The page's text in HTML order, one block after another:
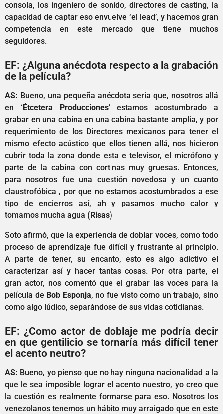
consola, los ingeniero de sonido, directores de casting, la
capacidad de captar eso envuelve ‘el lead’, y hacemos gran
competencia en este mercado que tiene muchos
seguidores.
EF: ¿Alguna anécdota respecto a la grabación
de la película?
AS: Bueno, una pequeña anécdota seria que, nosotros allá
en ‘Étcetera Producciones’ estamos acostumbrado a
grabar en una cabina en una cabina bastante amplia, y por
requerimiento de los Directores mexicanos para tener el
mismo efecto acústico que ellos tienen allá, nos hicieron
cubrir toda la zona donde esta e televisor, el micrófono y
parte de la cabina con cortinas muy gruesas. Entonces,
para nosotros fue una cuestión novedosa y un cuanto
claustrofóbica , por que no estamos acostumbrados a ese
tipo de encierros así, ah y pasamos mucho calor y
tomamos mucha agua (Risas)
Soto afirmó, que la experiencia de doblar voces, como todo
proceso de aprendizaje fue difícil y frustrante al principio.
A parte de tener, su encanto, esto es algo adictivo el
caracterizar así y hacer tantas cosas. Por otra parte, el
gran actor, nos comentó que el grabar las voces para la
película de Bob Esponja, no fue visto como un trabajo, sino
como algo lúdico, separándose de sus vidas cotidianas.
EF: ¿Como actor de doblaje me podría decir
en que gentilicio se tornaría más difícil tener
el acento neutro?
AS: Bueno, yo pienso que no hay ninguna nacionalidad a la
que le sea imposible lograr el acento nuestro, yo creo que
la cuestión es realmente formarse para eso. Nosotros los
venezolanos tenemos un hábito muy arraigado que en este